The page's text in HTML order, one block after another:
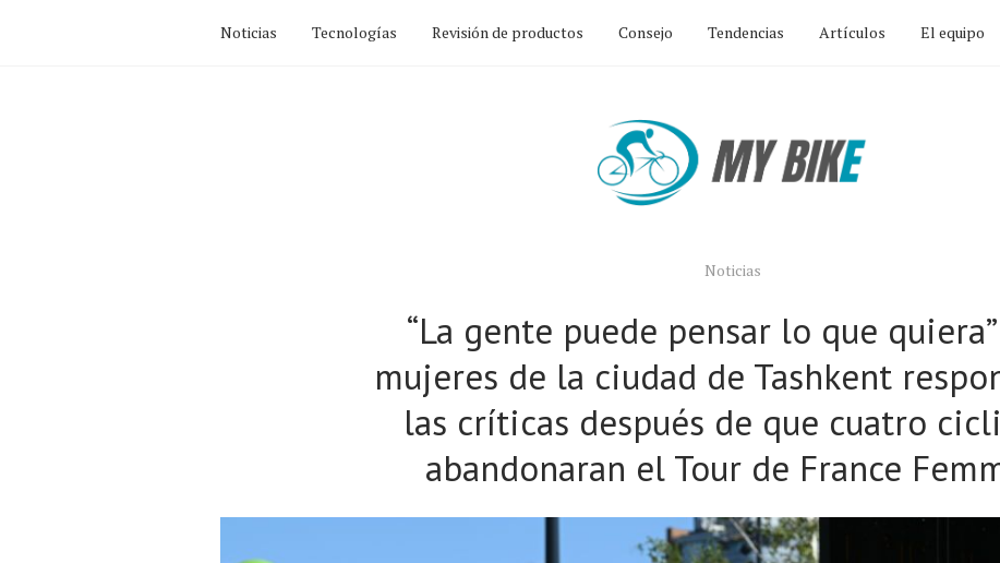
Noticias Tecnologías Revisión de productos Consejo Tendencias Artículos El equipo
Noticias
“La gente puede pensar lo que
mujeres de la ciudad de Tashkent
las críticas después de que cuatro
abandonaran el Tour de France